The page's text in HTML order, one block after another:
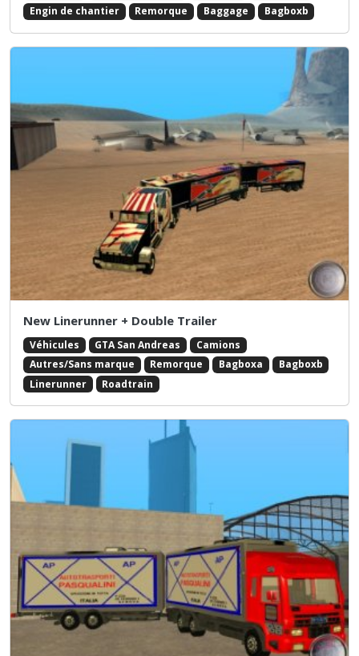
Engin de chantier
Remorque Baggage Bagboxb
New Linerunner + Double Trailer
Véhicules GTA San Andreas
Camions
Autres/Sans marque
Remorque Bagboxa
Bagboxb
Linerunner
Roadtrain